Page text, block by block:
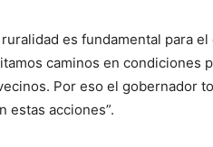
es fundamental para
caminos en condiciones
Por eso el gobernador
estas acciones”.